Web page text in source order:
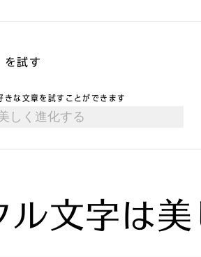
試す
な文章を試すことができます
ル文字は